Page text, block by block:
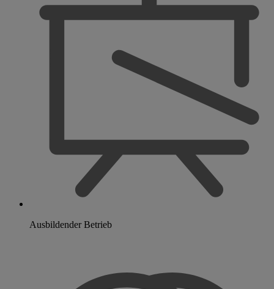
Ausbildender Betrieb